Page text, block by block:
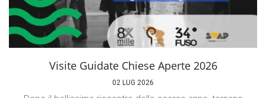
Visite Guidate Chiese Aperte 2026
02 LUG 2026